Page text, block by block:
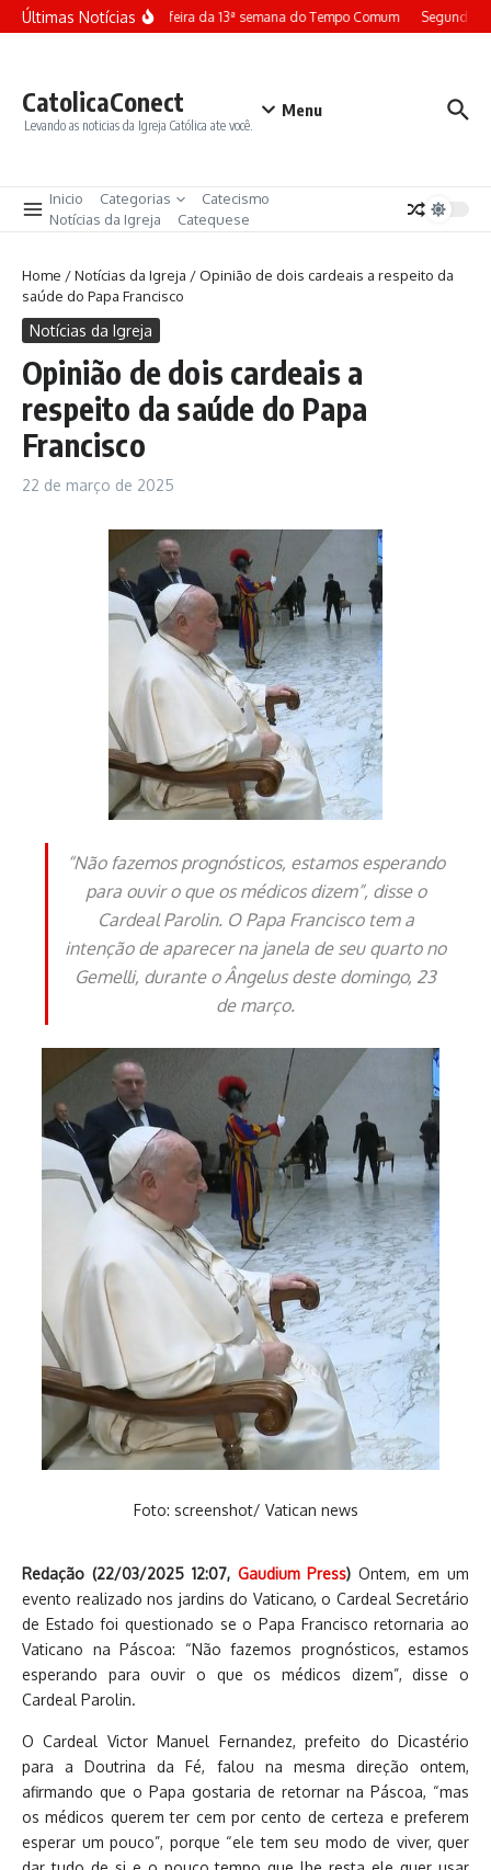
Ir para o conteúdo
Últimas NotíciasTerça-feira da 13ª semana do Tempo Comum Segunda-
CatolicaConect
Levando as noticias da Igreja Católica ate você.
Menu
Inicio Categorias
Catecismo
Notícias da Igreja
Catequese
Home /Notícias da Igreja /Opinião de dois cardeais a respeito da
saúde do Papa Francisco
Notícias da Igreja
Opinião de dois cardeais a
respeito da saúde do Papa
Francisco
22 de março de 2025
“Não fazemos prognósticos, estamos esperando
para ouvir o que os médicos dizem”, disse o
Cardeal Parolin. O Papa Francisco tem a
intenção de aparecer na janela de seu quarto no
Gemelli, durante o Ângelus deste domingo, 23
de março.
Foto: screenshot/ Vatican news
Redação (22/03/2025 12:07, Gaudium Press)Ontem, em um
evento realizado nos jardins do Vaticano, o Cardeal Secretário
de Estado foi questionado se o Papa Francisco retornaria ao
Vaticano na Páscoa: “Não fazemos prognósticos, estamos
esperando para ouvir o que os médicos dizem”, disse o
Cardeal Parolin.
O Cardeal Victor Manuel Fernandez, prefeito do Dicastério
para a Doutrina da Fé, falou na mesma direção ontem,
afirmando que o Papa gostaria de retornar na Páscoa, “mas
os médicos querem ter cem por cento de certeza e preferem
esperar um pouco”, porque “ele tem seu modo de viver, quer